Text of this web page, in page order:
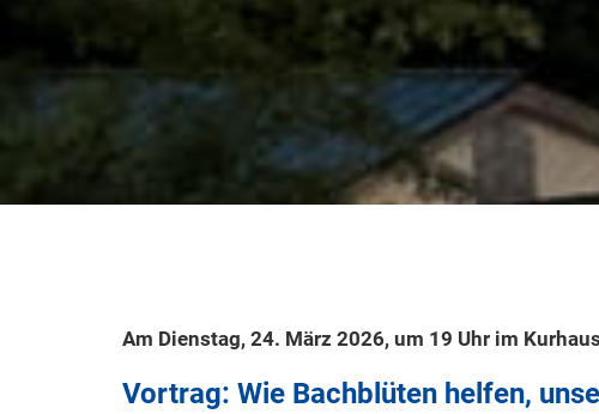
Am Dienstag, 24. März 2026, um 19 Uhr im
Vortrag: Wie Bachblüten helfen,